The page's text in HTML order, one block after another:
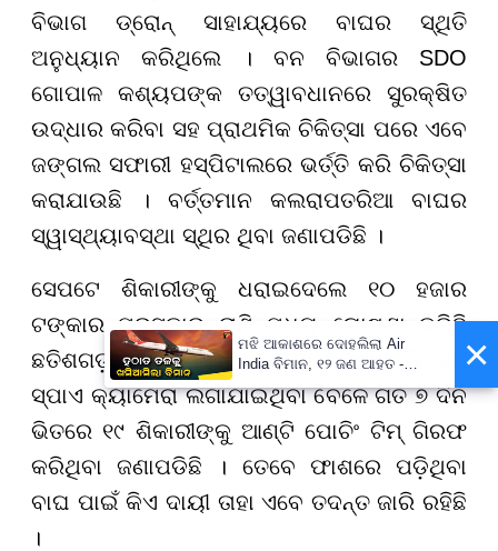
ବିଭାଗ ଡ୍ରୋନ୍ ସାହାଯ୍ୟରେ ବାଘର ସ୍ଥିତି
ଅନୁଧ୍ୟାନ କରିଥିଲେ । ବନ ବିଭାଗର SDO
ଗୋପାଳ କଶ୍ୟପଙ୍କ ତତ୍ୱାବଧାନରେ ସୁରକ୍ଷିତ
ଉଦ୍ଧାର କରିବା ସହ ପ୍ରାଥମିକ ଚିକିତ୍ସା ପରେ ଏବେ
ଜଙ୍ଗଲ ସଫାରୀ ହସ୍ପିଟାଲରେ ଭର୍ତ୍ତି କରି ଚିକିତ୍ସା
କରାଯାଉଛି । ବର୍ତ୍ତମାନ କଲରାପତରିଆ ବାଘର
ସ୍ୱାସ୍ଥ୍ୟାବସ୍ଥା ସ୍ଥିର ଥିବା ଜଣାପଡିଛି ।
ସେପଟେ ଶିକାରୀଙ୍କୁ ଧରାଇଦେଲେ ୧୦ ହଜାର
ଟଙ୍କାର ପୁରସ୍କାର ରାଶି ମଧ୍ୟ ଘୋଷଣା କରିଛି
ଛତିଶଗଡ଼ ବନ ବିଭାଗ । ତେବେ ଜଙ୍ଗଲ ଭିତରେ
ସ୍ପାଏ କ୍ୟାମେରା ଲଗାଯାଇଥିବା ବେଳେ ଗତ ୭ ଦିନ
ଭିତରେ ୧୯ ଶିକାରୀଙ୍କୁ ଆଣ୍ଟି ପୋଚିଂ ଟିମ୍ ଗିରଫ
କରିଥିବା ଜଣାପଡିଛି । ତେବେ ଫାଶରେ ପଡ଼ିଥିବା
ବାଘ ପାଇଁ କିଏ ଦାୟୀ ତାହା ଏବେ ତଦନ୍ତ ଜାରି ରହିଛି
।
×
ମଝି ଆକାଶରେ ଦୋହଲିଲା Air
India ବିମାନ, ୧୨ ଜଣ ଆହତ -
PrameyaNews7